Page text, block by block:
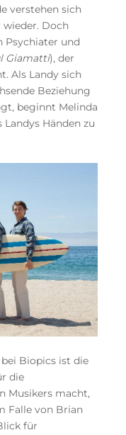
verstehen sich
Doch
Psychiater und
Giamatti), der
Als Landy sich
Beziehung
beginnt Melinda
Händen zu
Biopics ist die
die
Musikers macht,
Falle von Brian
für